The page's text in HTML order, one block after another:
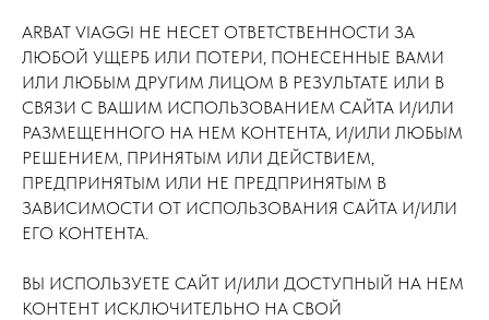
ARBAT VIAGGI НЕ НЕСЕТ ОТВЕТСТВЕННОСТИ ЗА
ЛЮБОЙ УЩЕРБ ИЛИ ПОТЕРИ, ПОНЕСЕННЫЕ ВАМИ
ИЛИ ЛЮБЫМ ДРУГИМ ЛИЦОМ В РЕЗУЛЬТАТЕ ИЛИ В
СВЯЗИ С ВАШИМ ИСПОЛЬЗОВАНИЕМ САЙТА И/ИЛИ
РАЗМЕЩЕННОГО НА НЕМ КОНТЕНТА, И/ИЛИ ЛЮБЫМ
РЕШЕНИЕМ, ПРИНЯТЫМ ИЛИ ДЕЙСТВИЕМ,
ПРЕДПРИНЯТЫМ ИЛИ НЕ ПРЕДПРИНЯТЫМ В
ЗАВИСИМОСТИ ОТ ИСПОЛЬЗОВАНИЯ САЙТА И/ИЛИ
ЕГО КОНТЕНТА.
ВЫ ИСПОЛЬЗУЕТЕ САЙТ И/ИЛИ ДОСТУПНЫЙ НА НЕМ
КОНТЕНТ ИСКЛЮЧИТЕЛЬНО НА СВОЙ